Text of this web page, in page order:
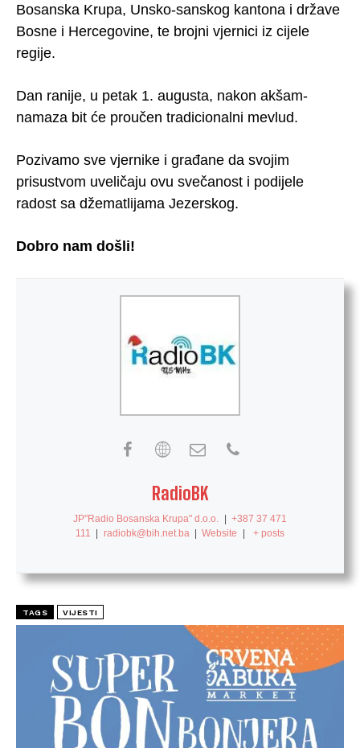
Bosanska Krupa, Unsko-sanskog kantona i države
Bosne i Hercegovine, te brojni vjernici iz cijele
regije.
Dan ranije, u petak 1. augusta, nakon akšam-
namaza bit će proučen tradicionalni mevlud.
Pozivamo sve vjernike i građane da svojim
prisustvom uveličaju ovu svečanost i podijele
radost sa džematlijama Jezerskog.
Dobro nam došli!
RadioBK
JP"Radio Bosanska Krupa" d.o.o.
+387 37 471
111
radiobk@bih.net.ba Website + posts
TAGS VIJESTI